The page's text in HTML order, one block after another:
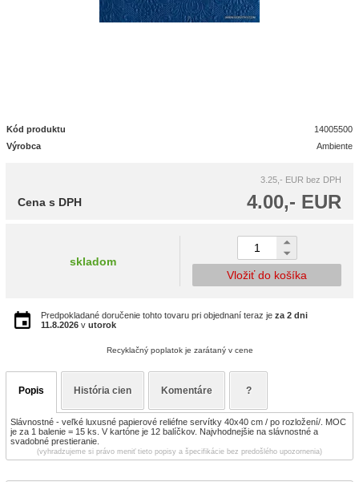
Kód produktu
14005500
Výrobca
Ambiente
3.25,- EUR bez DPH
4.00,- EUR
Cena s DPH
skladom
Vložiť do košíka
Predpokladané doručenie tohto tovaru pri objednaní teraz je za 2 dni
11.8.2026 v utorok
Recyklačný poplatok je zarátaný v cene
Popis História cien Komentáre ?
Slávnostné - veľké luxusné papierové reliéfne servítky 40x40 cm / po rozložení/. MOC
je za 1 balenie = 15 ks. V kartóne je 12 balíčkov. Najvhodnejšie na slávnostné a
svadobné prestieranie.
(vyhradzujeme si právo meniť tieto popisy a špecifikácie bez predošlého upozornenia)